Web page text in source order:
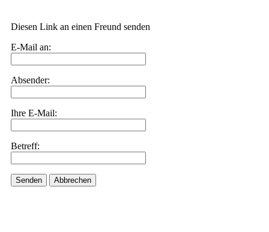
Diesen Link an einen Freund senden
E-Mail an:
Absender:
Ihre E-Mail:
Betreff:
Senden Abbrechen